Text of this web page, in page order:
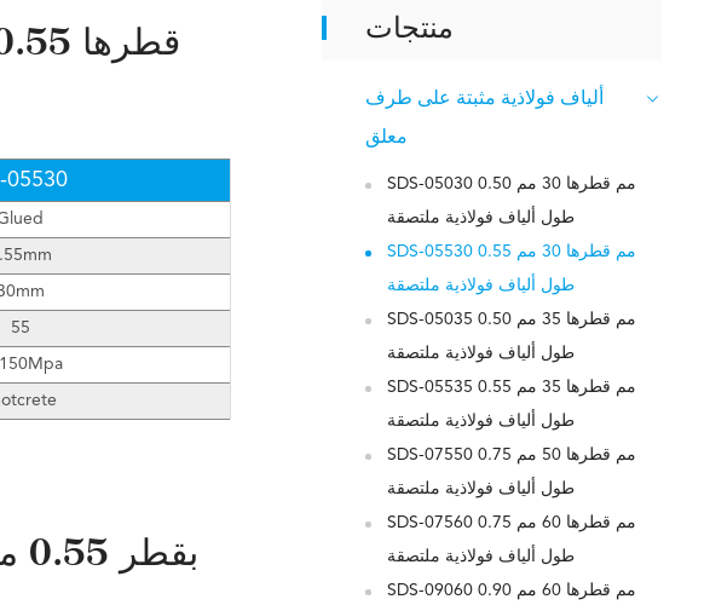
05530
55
منتجات
ألياف فولاذية مثبتة على طرف
معلق
SDS-05030 0.50 مم قطرها 30 مم
طول ألياف فولاذية ملتصقة
SDS-05530 0.55 مم قطرها 30 مم
طول ألياف فولاذية ملتصقة
SDS-05035 0.50 مم قطرها 35 مم
طول ألياف فولاذية ملتصقة
SDS-05535 0.55 مم قطرها 35 مم
طول ألياف فولاذية ملتصقة
SDS-07550 0.75 مم قطرها 50 مم
طول ألياف فولاذية ملتصقة
SDS-07560 0.75 مم قطرها 60 مم
طول ألياف فولاذية ملتصقة
SDS-09060 0.90 مم قطرها 60 مم